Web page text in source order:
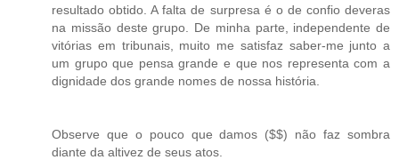
resultado obtido. A falta de surpresa é o de confio deveras
na missão deste grupo. De minha parte, independente de
vitórias em tribunais, muito me satisfaz saber-me junto a
um grupo que pensa grande e que nos representa com a
dignidade dos grande nomes de nossa história.
Observe que o pouco que damos ($$) não faz sombra
diante da altivez de seus atos.